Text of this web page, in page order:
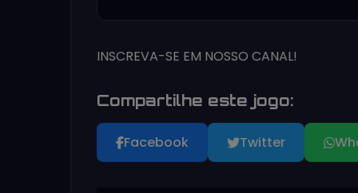
INSCREVA-SE EM NOSSO CANAL!
Compartilhe este jogo:
Facebook Twitter